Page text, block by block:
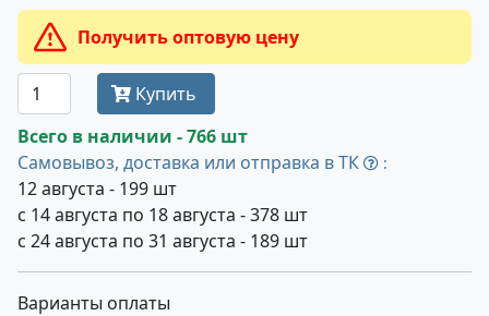
Получить оптовую цену
Купить
Всего в наличии - 766 шт
Самовывоз, доставка или отправка в ТК
:
12 августа - 199 шт
с 14 августа по 18 августа - 378 шт
с 24 августа по 31 августа - 189 шт
Варианты оплаты